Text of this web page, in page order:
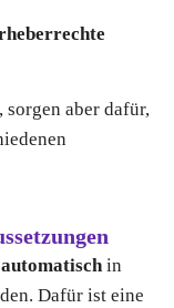
sorgen aber dafür,
in
Dafür ist eine